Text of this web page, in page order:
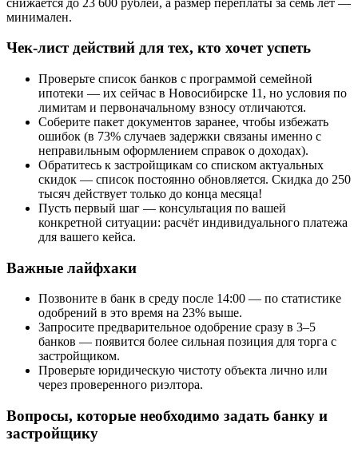
минимален.
Чек-лист действий для тех, кто хочет успеть
Проверьте список банков с программой семейной
ипотеки — их сейчас в Новосибирске 11, но условия по
лимитам и первоначальному взносу отличаются.
Соберите пакет документов заранее, чтобы избежать
ошибок (в 73% случаев задержки связаны именно с
неправильным оформлением справок о доходах).
Обратитесь к застройщикам со списком актуальных
скидок — список постоянно обновляется. Скидка до 250
тысяч действует только до конца месяца!
Пусть первый шаг — консультация по вашей
конкретной ситуации: расчёт индивидуального платежа
для вашего кейса.
Важные лайфхаки
Позвоните в банк в среду после 14:00 — по статистике
одобрений в это время на 23% выше.
Запросите предварительное одобрение сразу в 3–5
банков — появится более сильная позиция для торга с
застройщиком.
Проверьте юридическую чистоту объекта лично или
через проверенного риэлтора.
Вопросы, которые необходимо задать банку и
застройщику